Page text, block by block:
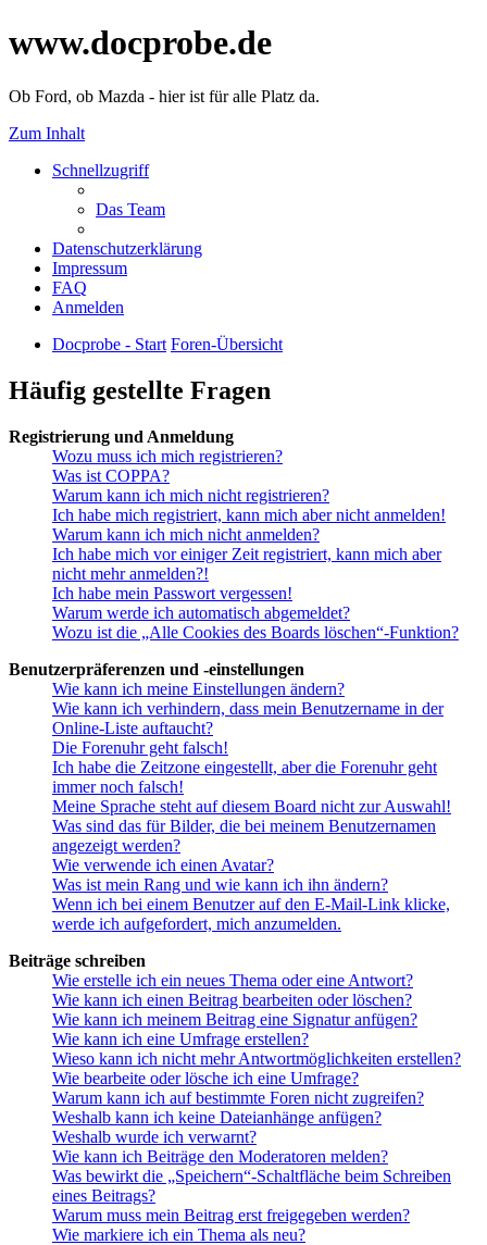
www.docprobe.de
Ob Ford, ob Mazda - hier ist für alle Platz da.
Zum Inhalt
Schnellzugriff
Das Team
Datenschutzerklärung
Impressum
FAQ
Anmelden
Docprobe - Start Foren-Übersicht
Häufig gestellte Fragen
Registrierung und Anmeldung
Wozu muss ich mich registrieren?
Was ist COPPA?
Warum kann ich mich nicht registrieren?
Ich habe mich registriert, kann mich aber nicht anmelden!
Warum kann ich mich nicht anmelden?
Ich habe mich vor einiger Zeit registriert, kann mich aber
nicht mehr anmelden?!
Ich habe mein Passwort vergessen!
Warum werde ich automatisch abgemeldet?
Wozu ist die „Alle Cookies des Boards löschen“-Funktion?
Benutzerpräferenzen und -einstellungen
Wie kann ich meine Einstellungen ändern?
Wie kann ich verhindern, dass mein Benutzername in der
Online-Liste auftaucht?
Die Forenuhr geht falsch!
Ich habe die Zeitzone eingestellt, aber die Forenuhr geht
immer noch falsch!
Meine Sprache steht auf diesem Board nicht zur Auswahl!
Was sind das für Bilder, die bei meinem Benutzernamen
angezeigt werden?
Wie verwende ich einen Avatar?
Was ist mein Rang und wie kann ich ihn ändern?
Wenn ich bei einem Benutzer auf den E-Mail-Link klicke,
werde ich aufgefordert, mich anzumelden.
Beiträge schreiben
Wie erstelle ich ein neues Thema oder eine Antwort?
Wie kann ich einen Beitrag bearbeiten oder löschen?
Wie kann ich meinem Beitrag eine Signatur anfügen?
Wie kann ich eine Umfrage erstellen?
Wieso kann ich nicht mehr Antwortmöglichkeiten erstellen?
Wie bearbeite oder lösche ich eine Umfrage?
Warum kann ich auf bestimmte Foren nicht zugreifen?
Weshalb kann ich keine Dateianhänge anfügen?
Weshalb wurde ich verwarnt?
Wie kann ich Beiträge den Moderatoren melden?
Was bewirkt die „Speichern“-Schaltfläche beim Schreiben
eines Beitrags?
Warum muss mein Beitrag erst freigegeben werden?
Wie markiere ich ein Thema als neu?